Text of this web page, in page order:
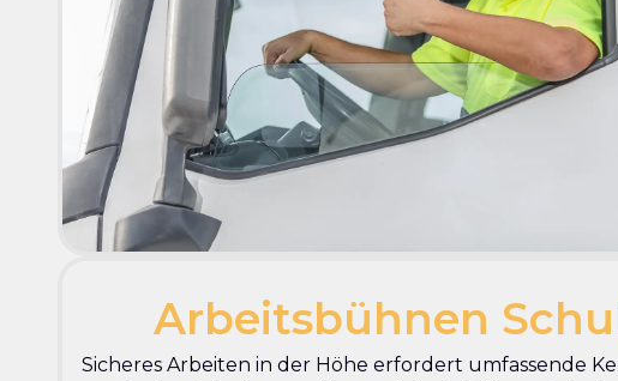
Arbeitsbühnen
Sicheres Arbeiten in der Höhe erfordert umfassende